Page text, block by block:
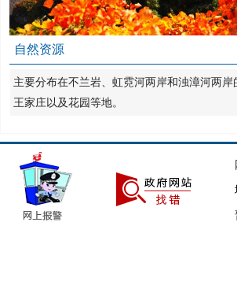
自然资源
主要分布在不兰岩、虹霓河两岸和浊漳河两岸
王家庄以及花园等地。